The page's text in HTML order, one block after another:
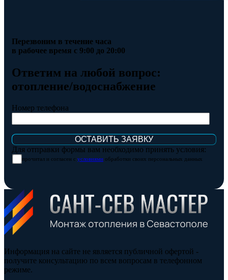
Перезвоним в течение часа
в рабочее время с 9:00 до 20:00
Ответим на любой вопрос:
отопление/водоснабжение
Номер телефона
Для отправки формы вам необходимо принять условия:
прочитал и согласен с условиями обработки своих персональных данных
Информация на сайте не является публичной офертой -
получите консультацию по всем вопросам в телефонном
режиме.